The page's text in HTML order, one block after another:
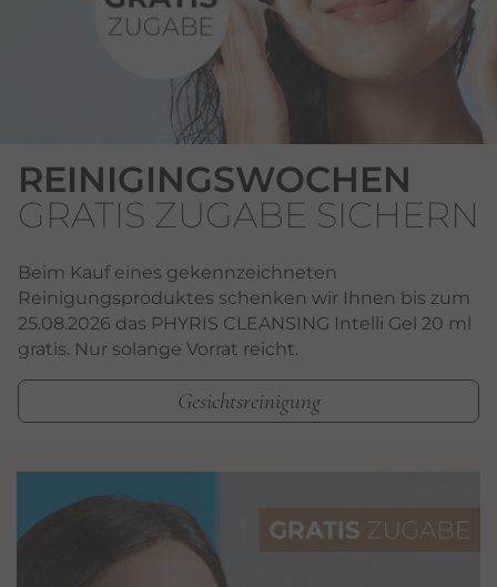
REINIGINGSWOCHEN
GRATIS ZUGABE SICHERN
Beim Kauf eines gekennzeichneten
Reinigungsproduktes schenken wir Ihnen bis zum
25.08.2026 das PHYRIS CLEANSING Intelli Gel 20 ml
gratis. Nur solange Vorrat reicht.
Gesichtsreinigung